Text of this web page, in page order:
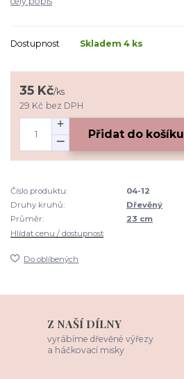
Dostupnost Skladem 4 ks
35 Kč/ks
29 Kč bez DPH
Přidat do košíku
Číslo produktu:
04-12
Druhy kruhů:
Dřevěný
Průměr:
23 cm
Hlídat cenu / dostupnost
Do oblíbených
Z NAŠÍ DÍLNY
vyrábíme dřevěné výřezy
a háčkovací misky